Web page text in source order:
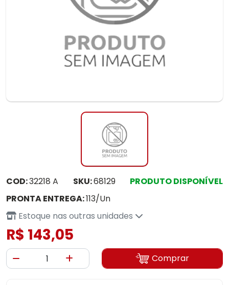
COD:32218 A SKU:68129
PRODUTO DISPONÍVEL
PRONTA ENTREGA:113/Un
Estoque nas outras unidades
R$ 143,05
Comprar